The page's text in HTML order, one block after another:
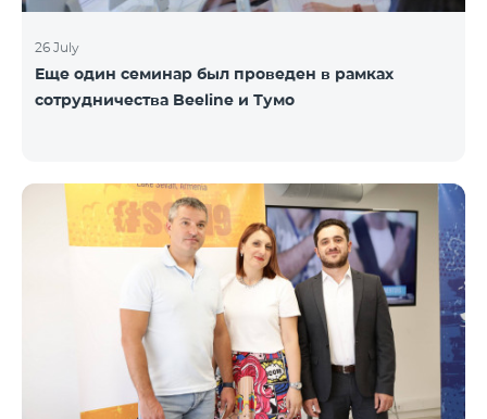
26 July
Еще один семинар был проведен в рамках
сотрудничества Beeline и Тумо